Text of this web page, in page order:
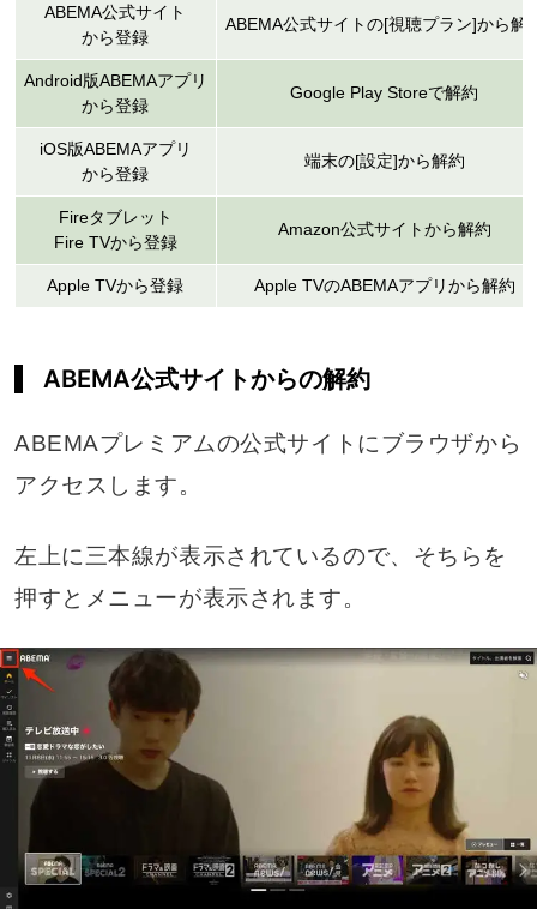
ABEMA公式サイト
から登録
ABEMA公式サイトの[視聴プラン]から解
Android版ABEMAアプリ
から登録
Google Play Storeで解約
iOS版ABEMAアプリ
から登録
端末の[設定]から解約
Fireタブレット
Fire TVから登録
Amazon公式サイトから解約
Apple TVから登録 Apple TVのABEMAアプリから解約
ABEMA公式サイトからの解約
ABEMAプレミアムの公式サイトにブラウザから
アクセスします。
左上に三本線が表示されているので、そちらを
押すとメニューが表示されます。